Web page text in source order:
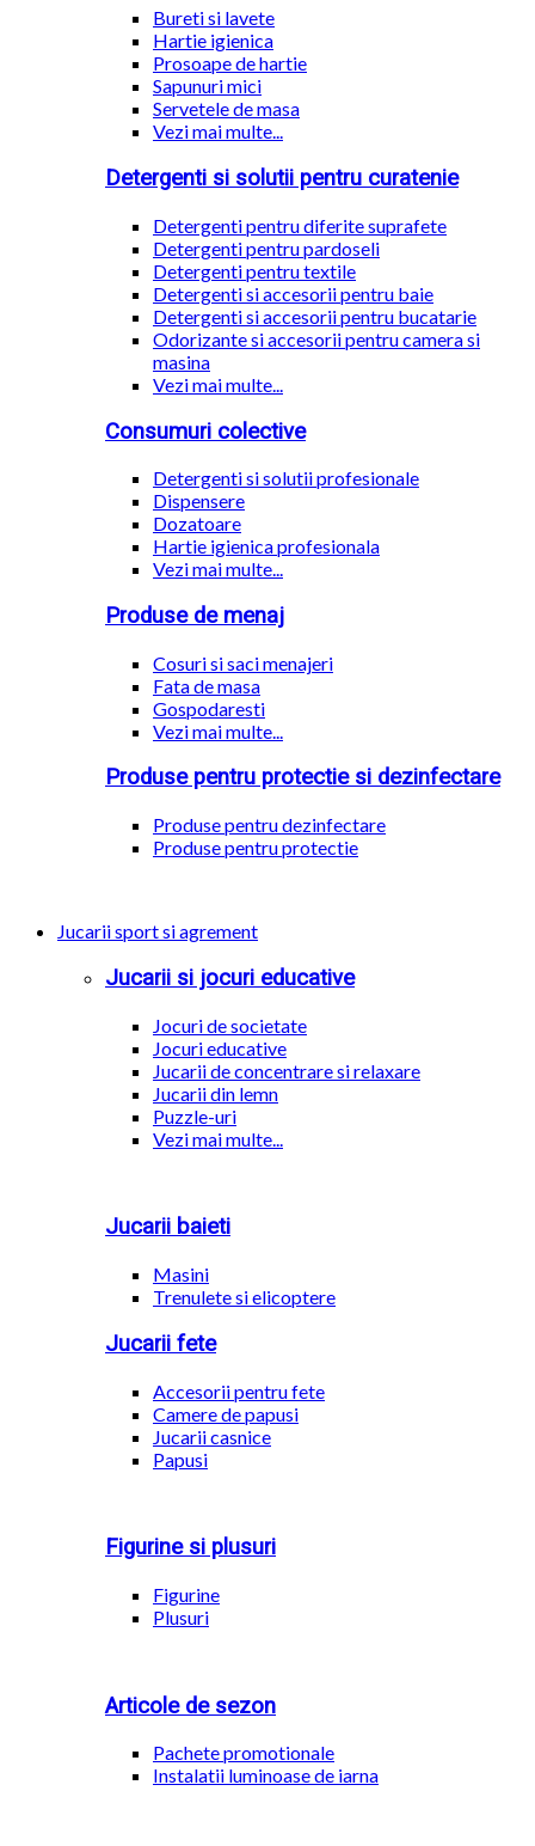
Bureti si lavete
Hartie igienica
Prosoape de hartie
Sapunuri mici
Servetele de masa
Vezi mai multe...
Detergenti si solutii pentru curatenie
Detergenti pentru diferite suprafete
Detergenti pentru pardoseli
Detergenti pentru textile
Detergenti si accesorii pentru baie
Detergenti si accesorii pentru bucatarie
Odorizante si accesorii pentru camera si
masina
Vezi mai multe...
Consumuri colective
Detergenti si solutii profesionale
Dispensere
Dozatoare
Hartie igienica profesionala
Vezi mai multe...
Produse de menaj
Cosuri si saci menajeri
Fata de masa
Gospodaresti
Vezi mai multe...
Produse pentru protectie si dezinfectare
Produse pentru dezinfectare
Produse pentru protectie
Jucarii sport si agrement
Jucarii si jocuri educative
Jocuri de societate
Jocuri educative
Jucarii de concentrare si relaxare
Jucarii din lemn
Puzzle-uri
Vezi mai multe...
Jucarii baieti
Masini
Trenulete si elicoptere
Jucarii fete
Accesorii pentru fete
Camere de papusi
Jucarii casnice
Papusi
Figurine si plusuri
Figurine
Plusuri
Articole de sezon
Pachete promotionale
Instalatii luminoase de iarna